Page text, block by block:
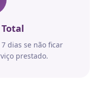
dias se não ficar
prestado.